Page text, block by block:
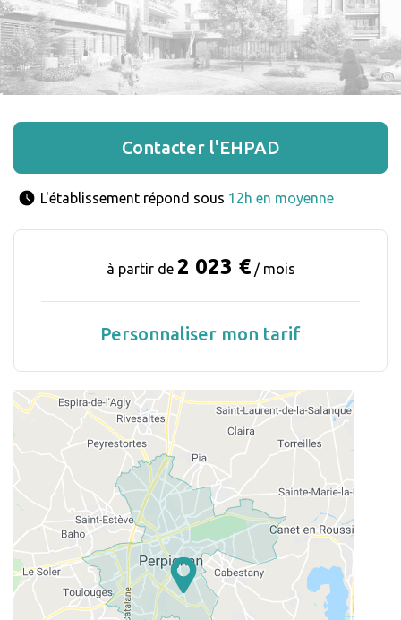
Contacter l'EHPAD
L'établissement répond sous 12h en moyenne
à partir de 2 023 €/ mois
Personnaliser mon tarif